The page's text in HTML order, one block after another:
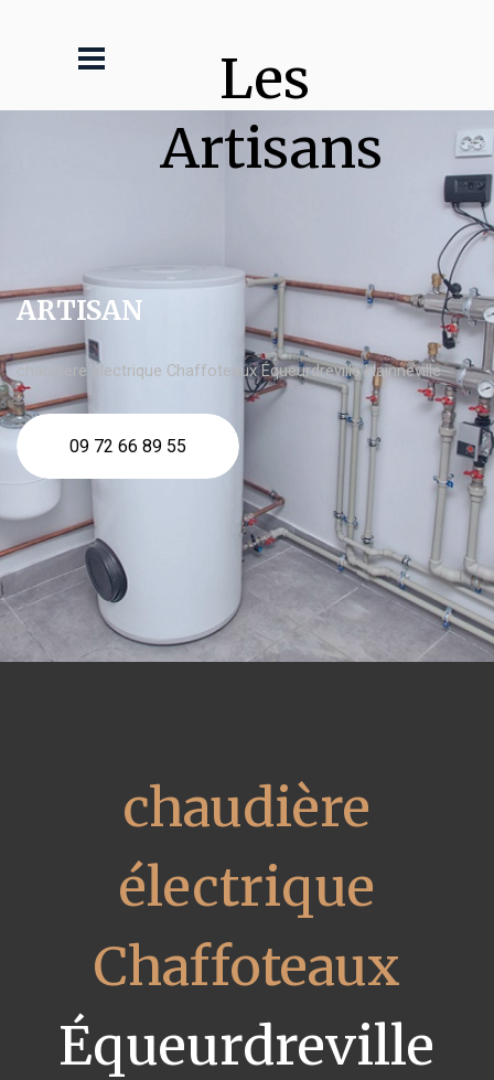
Les
Artisans
ARTISAN
chaudière électrique Chaffoteaux Équeurdreville Hainneville
09 72 66 89 55
chaudière
électrique
Chaffoteaux
Équeurdreville